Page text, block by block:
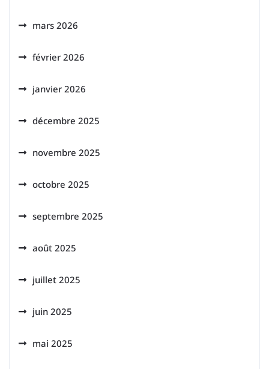
mars 2026
février 2026
janvier 2026
décembre 2025
novembre 2025
octobre 2025
septembre 2025
août 2025
juillet 2025
juin 2025
mai 2025